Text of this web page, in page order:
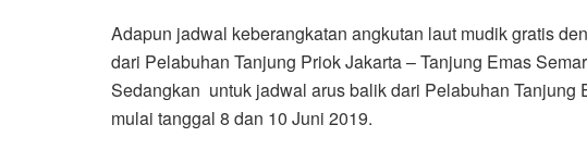
Adapun jadwal keberangkatan angkutan laut mudik gratis
dari Pelabuhan Tanjung Priok Jakarta – Tanjung Emas
Sedangkan untuk jadwal arus balik dari Pelabuhan Tanjung
mulai tanggal 8 dan 10 Juni 2019.